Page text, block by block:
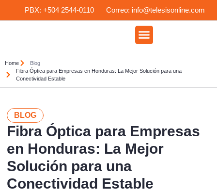
PBX: +504 2544-0110 Correo: info@telesisonline.com
Home
Blog
Fibra Óptica para Empresas en Honduras: La Mejor Solución para una
Conectividad Estable
BLOG
Fibra Óptica para Empresas
en Honduras: La Mejor
Solución para una
Conectividad Estable